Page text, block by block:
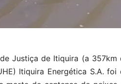
Justiça de Itiquira (a 357km
Itiquira Energética S.A. foi